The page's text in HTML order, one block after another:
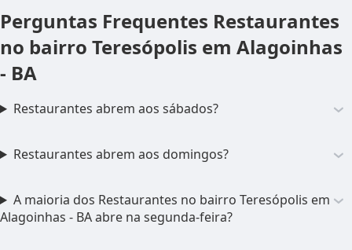
Perguntas Frequentes Restaurantes
no bairro Teresópolis em Alagoinhas
- BA
Restaurantes abrem aos sábados?
Restaurantes abrem aos domingos?
A maioria dos Restaurantes no bairro Teresópolis em
Alagoinhas - BA abre na segunda-feira?